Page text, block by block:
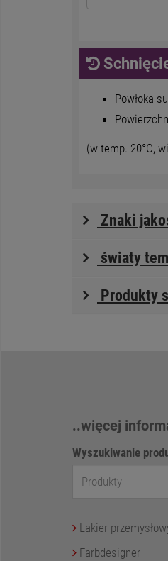
Powłoka
(w temp. 20°C,
Znaki
światy
Produkty
..więcej
Wyszukiwanie
Lakier
Farbdesigner